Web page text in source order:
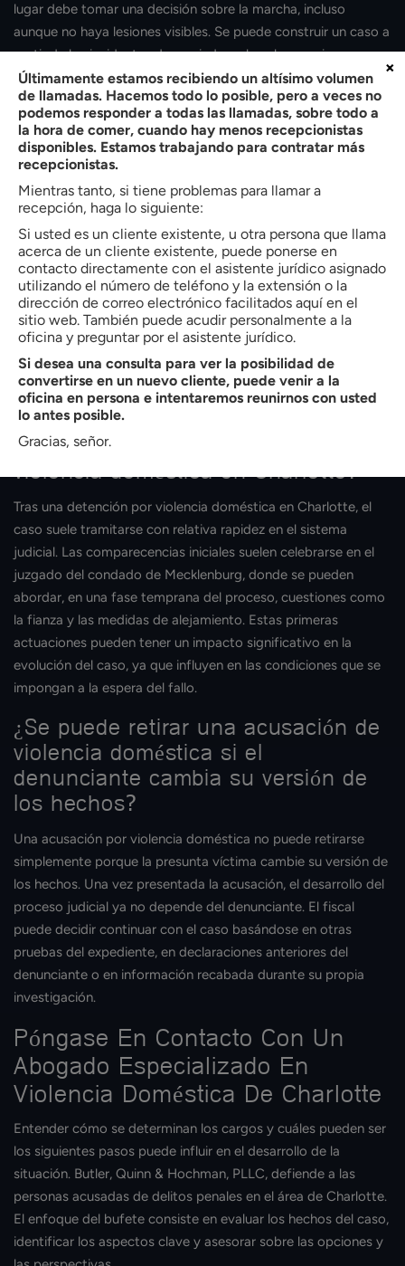
lugar debe tomar una decisión sobre la marcha, incluso
aunque no haya lesiones visibles. Se puede construir un caso a
partir de los incidentes denunciados y las observaciones
iniciales sin necesidad de pruebas físicas.
¿Qué tan frecuentes son los casos
de violencia doméstica en North
Carolina?
Los casos de violencia doméstica son frecuentes en todo el
estado. Según el Departamento de Seguridad Pública de
North Carolina,64 057 víctimas en el estadodenunciaron
haber sufrido violencia por parte de su pareja o un familiar en
2021. En 2024,Murieron 155 personas en los homicidios
relacionados con la violencia doméstica en North Carolina.
Esto pone de manifiesto lo habituales que son estas
situaciones y explica por qué los tribunales y las fuerzas del
orden actúan con urgencia cuando se presentan estas
denuncias.
¿Qué sucede tras una detención por
violencia doméstica en Charlotte?
Tras una detención por violencia doméstica en Charlotte, el
caso suele tramitarse con relativa rapidez en el sistema
judicial. Las comparecencias iniciales suelen celebrarse en el
juzgado del condado de Mecklenburg, donde se pueden
abordar, en una fase temprana del proceso, cuestiones como
la fianza y las medidas de alejamiento. Estas primeras
actuaciones pueden tener un impacto significativo en la
evolución del caso, ya que influyen en las condiciones que se
impongan a la espera del fallo.
¿Se puede retirar una acusación de
violencia doméstica si el
denunciante cambia su versión de
los hechos?
Una acusación por violencia doméstica no puede retirarse
simplemente porque la presunta víctima cambie su versión de
los hechos. Una vez presentada la acusación, el desarrollo del
proceso judicial ya no depende del denunciante. El fiscal
puede decidir continuar con el caso basándose en otras
pruebas del expediente, en declaraciones anteriores del
denunciante o en información recabada durante su propia
investigación.
Póngase En Contacto Con Un
Abogado Especializado En
Violencia Doméstica De Charlotte
Entender cómo se determinan los cargos y cuáles pueden ser
los siguientes pasos puede influir en el desarrollo de la
situación. Butler, Quinn & Hochman, PLLC, defiende a las
personas acusadas de delitos penales en el área de Charlotte.
El enfoque del bufete consiste en evaluar los hechos del caso,
identificar los aspectos clave y asesorar sobre las opciones y
Últimamente estamos recibiendo un altísimo volumen
de llamadas. Hacemos todo lo posible, pero a veces no
podemos responder a todas las llamadas, sobre todo a
la hora de comer, cuando hay menos recepcionistas
disponibles. Estamos trabajando para contratar más
recepcionistas.
Mientras tanto, si tiene problemas para llamar a
recepción, haga lo siguiente:
Si usted es un cliente existente, u otra persona que llama
acerca de un cliente existente, puede ponerse en
contacto directamente con el asistente jurídico asignado
utilizando el número de teléfono y la extensión o la
dirección de correo electrónico facilitados aquí en el
sitio web. También puede acudir personalmente a la
oficina y preguntar por el asistente jurídico.
Si desea una consulta para ver la posibilidad de
convertirse en un nuevo cliente, puede venir a la
oficina en persona e intentaremos reunirnos con usted
lo antes posible.
Gracias, señor.
×